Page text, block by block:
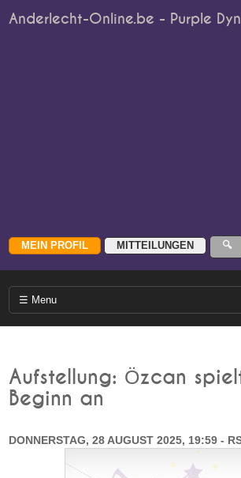
Anderlecht-Online.be - Purple
Aufstellung: Özcan
Beginn an
DONNERSTAG, 28 AUGUST 2025, 19:59 -